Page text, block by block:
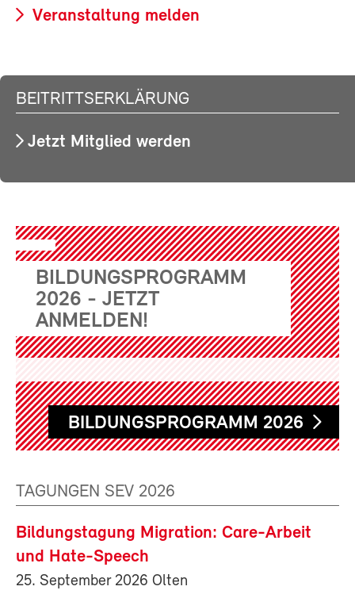
Veranstaltung melden
BEITRITTSERKLÄRUNG
Jetzt Mitglied werden
BILDUNGSPROGRAMM
2026 - JETZT
ANMELDEN!
BILDUNGSPROGRAMM 2026
TAGUNGEN SEV 2026
Bildungstagung Migration: Care-Arbeit
und Hate-Speech
25. September 2026 Olten